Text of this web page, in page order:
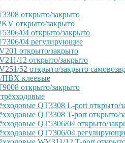
открыто/закрыто
открыто/закрыто
04 открыто/закрыто
04 регулирующие
открыто/закрыто
12 открыто/закрыто
52 открыто/закрыто
ПВХ клеевые
открыто/закрыто
QT3308 L-port открыто/
QT3308 T-port открыто/
QT5306/04 открыто/
QT7306/04